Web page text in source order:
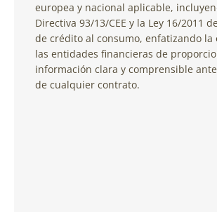
europea y nacional aplicable,
Directiva 93/13/CEE y la Ley 16/2011
de crédito al consumo, enfatizando la
las entidades financieras de
información clara y comprensible
de cualquier contrato.